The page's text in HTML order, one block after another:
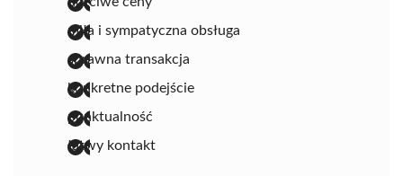
miła i sympatyczna obsługa
sprawna transakcja
konkretne podejście
punktualność
łatwy kontakt